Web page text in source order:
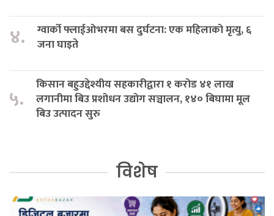
४.
ग्वार्को फ्लाईओभरमा बस दुर्घटना: एक महिलाको मृत्यु, ६
जना घाइते
५.
किसान बहुउद्देश्यीय सहकारीद्वारा १ करोड ४१ लाख
लगानीमा बिउ प्रशोधन उद्योग सञ्चालन, १४० बिघामा मूल
बिउ उत्पादन सुरु
विशेष